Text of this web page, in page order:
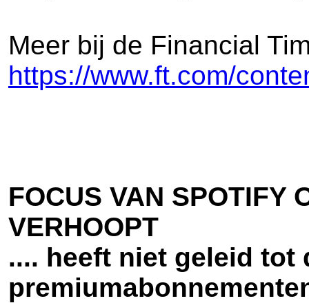
Meer bij de Financial
https://www.ft.com/
FOCUS VAN SPOTIFY
VERHOOPT
.... heeft niet geleid tot